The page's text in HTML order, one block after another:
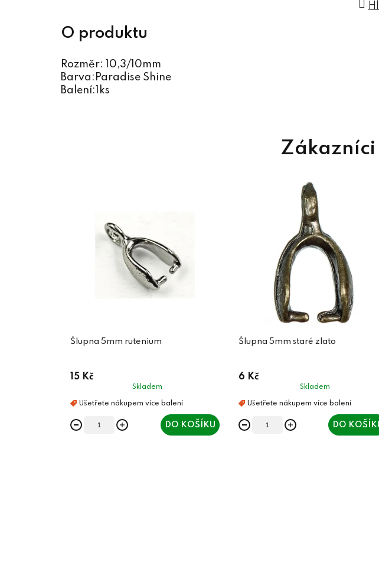
Rozměr: 10,3/10mm
Barva:Paradise Shine
Balení:1ks
Šlupna 5mm rutenium
15 Kč
Skladem
DO KOŠÍKU
Šlupna 5mm staré zlato
6 Kč
Skladem
DO